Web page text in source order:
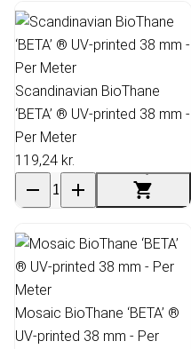
Scandinavian BioThane
‘BETA’ ® UV-printed 38 mm -
Per Meter
119,24 kr.
Mosaic BioThane ‘BETA’ ®
UV-printed 38 mm - Per